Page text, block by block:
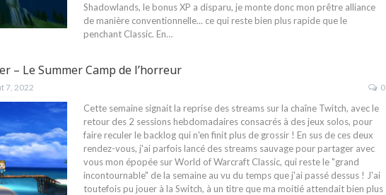
Shadowlands, le bonus XP a disparu, je monte donc mon prêtre alliance
de manière conventionnelle... ce qui reste bien plus rapide que le
penchant Classic. En…
– Le Summer Camp de l’horreur
7, 2022 0
Cette semaine signait la reprise des streams sur la chaîne Twitch, avec le
retour des 2 sessions hebdomadaires consacrés à des jeux solos, pour
faire reculer le backlog qui n'en finit plus de grossir ! En sus de ces deux
rendez-vous, j'ai parfois lancé des streams sauvage pour partager avec
vous mon épopée sur World of Warcraft Classic, qui reste le "grand
incontournable" de la semaine au vu du temps que j'ai passé dessus ! J'ai
toutefois pu jouer à la Switch, à un titre que ma moitié attendait bien plus